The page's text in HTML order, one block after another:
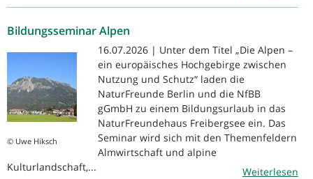
Bildungsseminar Alpen
© Uwe Hiksch
16.07.2026 | Unter dem Titel „Die Alpen –
ein europäisches Hochgebirge zwischen
Nutzung und Schutz“ laden die
NaturFreunde Berlin und die NfBB
gGmbH zu einem Bildungsurlaub in das
NaturFreundehaus Freibergsee ein. Das
Seminar wird sich mit den Themenfeldern
Almwirtschaft und alpine
Kulturlandschaft,...
Weiterlesen